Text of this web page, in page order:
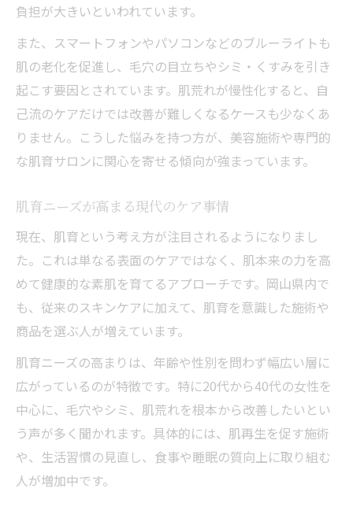
負担が大きいといわれています。
また、スマートフォンやパソコンなどのブルーライトも
肌の老化を促進し、毛穴の目立ちやシミ・くすみを引き
起こす要因とされています。肌荒れが慢性化すると、自
己流のケアだけでは改善が難しくなるケースも少なくあ
りません。こうした悩みを持つ方が、美容施術や専門的
な肌育サロンに関心を寄せる傾向が強まっています。
肌育ニーズが高まる現代のケア事情
現在、肌育という考え方が注目されるようになりまし
た。これは単なる表面のケアではなく、肌本来の力を高
めて健康的な素肌を育てるアプローチです。岡山県内で
も、従来のスキンケアに加えて、肌育を意識した施術や
商品を選ぶ人が増えています。
肌育ニーズの高まりは、年齢や性別を問わず幅広い層に
広がっているのが特徴です。特に20代から40代の女性を
中心に、毛穴やシミ、肌荒れを根本から改善したいとい
う声が多く聞かれます。具体的には、肌再生を促す施術
や、生活習慣の見直し、食事や睡眠の質向上に取り組む
人が増加中です。